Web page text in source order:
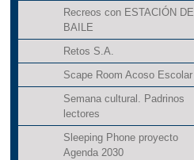
Recreos con ESTACIÓN DE
BAILE
Retos S.A.
Scape Room Acoso Escolar
Semana cultural. Padrinos
lectores
Sleeping Phone proyecto
Agenda 2030